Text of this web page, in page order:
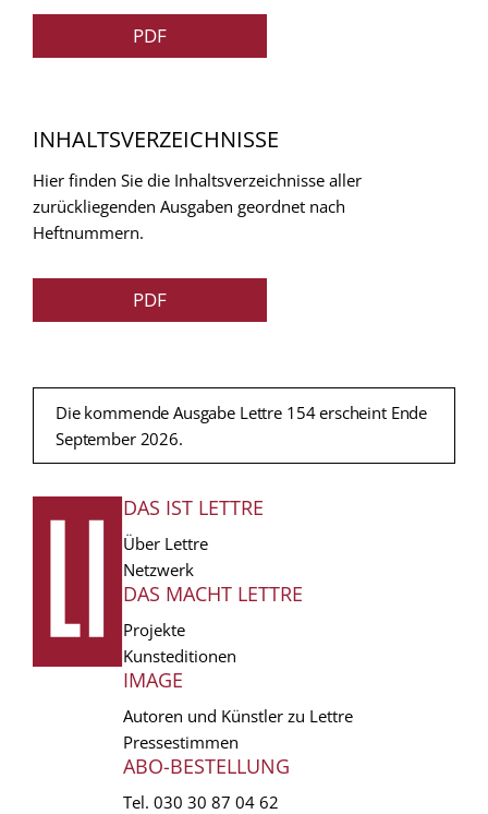
PDF
INHALTSVERZEICHNISSE
Hier finden Sie die Inhaltsverzeichnisse aller
zurückliegenden Ausgaben geordnet nach
Heftnummern.
PDF
Die kommende Ausgabe Lettre 154 erscheint Ende
September 2026.
FUSSZEILE
DAS IST LETTRE
Über Lettre
Netzwerk
DAS MACHT LETTRE
Projekte
Kunsteditionen
IMAGE
Autoren und Künstler zu Lettre
Pressestimmen
ABO-BESTELLUNG
Tel. 030 30 87 04 62